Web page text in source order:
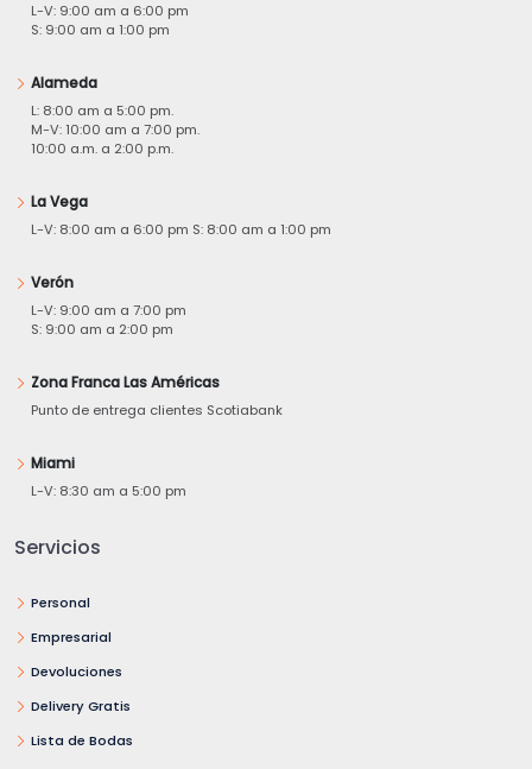
L-V: 9:00 am a 6:00 pm
S: 9:00 am a 1:00 pm
Alameda
L: 8:00 am a 5:00 pm.
M-V: 10:00 am a 7:00 pm.
10:00 a.m. a 2:00 p.m.
La Vega
L-V: 8:00 am a 6:00 pm S: 8:00 am a 1:00 pm
Verón
L-V: 9:00 am a 7:00 pm
S: 9:00 am a 2:00 pm
Zona Franca Las Américas
Punto de entrega clientes Scotiabank
Miami
L-V: 8:30 am a 5:00 pm
Servicios
Personal
Empresarial
Devoluciones
Delivery Gratis
Lista de Bodas